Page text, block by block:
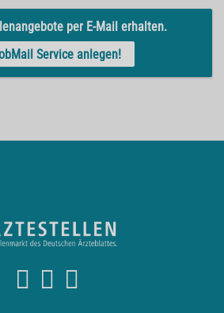
per E-Mail erhalten.
Service anlegen!